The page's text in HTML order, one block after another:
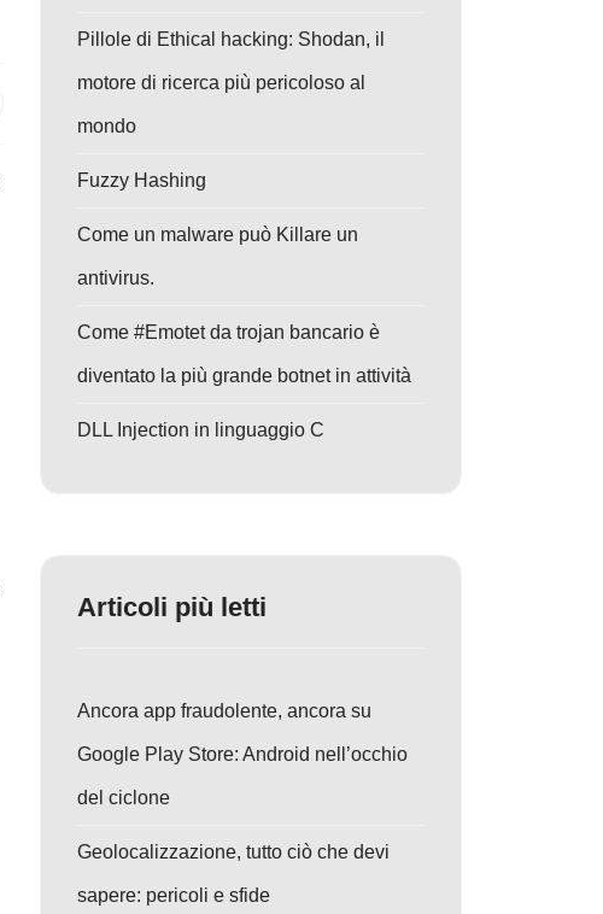
Pillole di Ethical hacking: Shodan, il
motore di ricerca più pericoloso al
mondo
Fuzzy Hashing
Come un malware può Killare un
antivirus.
Come #Emotet da trojan bancario è
diventato la più grande botnet in attività
DLL Injection in linguaggio C
Articoli più letti
Ancora app fraudolente, ancora su
Google Play Store: Android nell’occhio
del ciclone
Geolocalizzazione, tutto ciò che devi
sapere: pericoli e sfide